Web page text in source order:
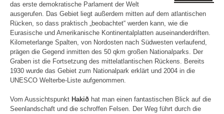
das erste demokratische Parlament der Welt
ausgerufen. Das Gebiet liegt außerdem mitten auf dem atlantischen
Rücken, so dass praktisch „beobachtet“ werden kann, wie die
Eurasische und Amerikanische Kontinentalplatten auseinanderdriften.
Kilometerlange Spalten, von Nordosten nach Südwesten verlaufend,
prägen die Gegend inmitten des 50 qkm großen Nationalparks. Der
Graben ist die Fortsetzung des mittelatlantischen Rückens. Bereits
1930 wurde das Gebiet zum Nationalpark erklärt und 2004 in die
UNESCO Welterbe-Liste aufgenommen.
Vom Aussichtspunkt Hakið hat man einen fantastischen Blick auf die
Seenlandschaft und die schroffen Felsen. Der Weg führt durch die